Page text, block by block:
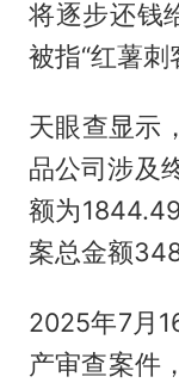
将逐步还钱
被指“红薯刺
天眼查显示
品公司涉及
额为
案总金额
2025年7月
产审查案件